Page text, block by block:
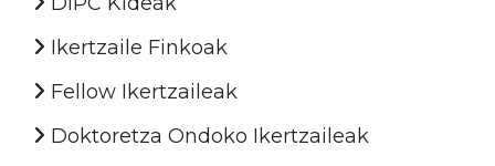
Ikertzaile Finkoak
Fellow Ikertzaileak
Doktoretza Ondoko Ikertzaileak